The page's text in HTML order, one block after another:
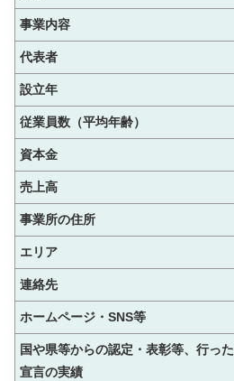
事業内容
代表者
設立年
従業員数（平均年齢）
資本金
売上高
事業所の住所
エリア
連絡先
ホームページ・SNS等
国や県等からの認定・表彰等、行った
宣言の実績